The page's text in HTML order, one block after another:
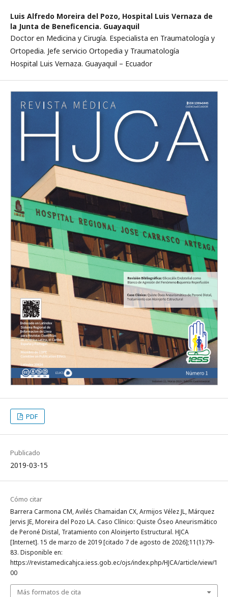
Luis Alfredo Moreira del Pozo, Hospital Luis Vernaza de
la Junta de Beneficencia. Guayaquil
Doctor en Medicina y Cirugía. Especialista en Traumatología y
Ortopedia. Jefe servicio Ortopedia y Traumatología
Hospital Luis Vernaza. Guayaquil – Ecuador
PDF
Publicado
2019-03-15
Cómo citar
Barrera Carmona CM, Avilés Chamaidan CX, Armijos Vélez JL, Márquez
Jervis JE, Moreira del Pozo LA. Caso Clínico: Quiste Óseo Aneurismático
de Peroné Distal, Tratamiento con Aloinjerto Estructural. HJCA
[Internet]. 15 de marzo de 2019 [citado 7 de agosto de 2026];11(1):79-
83. Disponible en:
https://revistamedicahjca.iess.gob.ec/ojs/index.php/HJCA/article/view/1
00
Más formatos de cita